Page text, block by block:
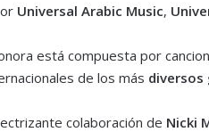
Universal Arabic Music,
está compuesta por
de los más diversos
colaboración de Nicki